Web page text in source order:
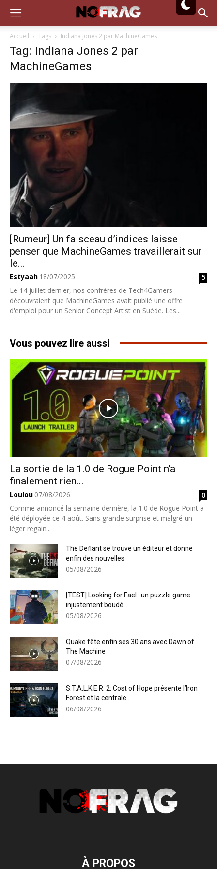
Accueil Tags Indiana Jones 2 par MachineGames
Tag: Indiana Jones 2 par
MachineGames
[Rumeur] Un faisceau d’indices laisse
penser que MachineGames travaillerait sur
le...
Estyaah 18/07/2025
5
Le 14 juillet dernier, nos confrères de Tech4Gamers
découvraient que MachineGames avait publié une offre
d'emploi pour un Senior Concept Artist en Suède. Les...
Vous pouvez lire aussi
La sortie de la 1.0 de Rogue Point n’a
finalement rien...
Loulou 07/08/2026
0
Comme annoncé la semaine dernière, la 1.0 de Rogue Point a
été déployée ce 4 août. Sans grande surprise et malgré un
léger regain...
The Defiant se trouve un éditeur et donne
enfin des nouvelles
05/08/2026
[TEST] Looking for Fael : un puzzle game
injustement boudé
05/08/2026
Quake fête enfin ses 30 ans avec Dawn of
The Machine
07/08/2026
S.T.A.L.K.E.R. 2: Cost of Hope présente l’Iron
Forest et la centrale...
06/08/2026
À PROPOS